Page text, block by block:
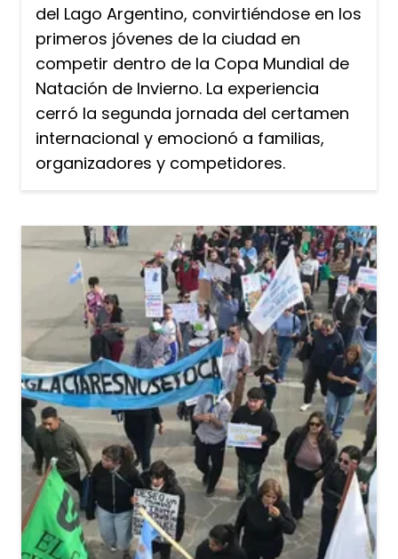
del Lago Argentino, convirtiéndose en los
primeros jóvenes de la ciudad en
competir dentro de la Copa Mundial de
Natación de Invierno. La experiencia
cerró la segunda jornada del certamen
internacional y emocionó a familias,
organizadores y competidores.